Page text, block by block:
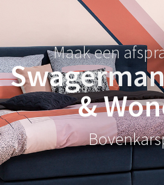
Maak een
&